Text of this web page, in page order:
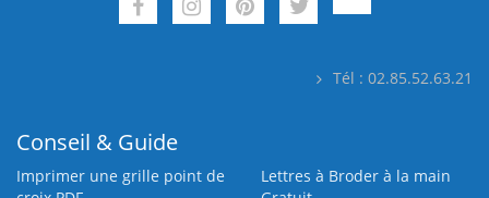
Tél : 02.85.52.63.21
Conseil & Guide
Imprimer une grille point de
Lettres à Broder à la main